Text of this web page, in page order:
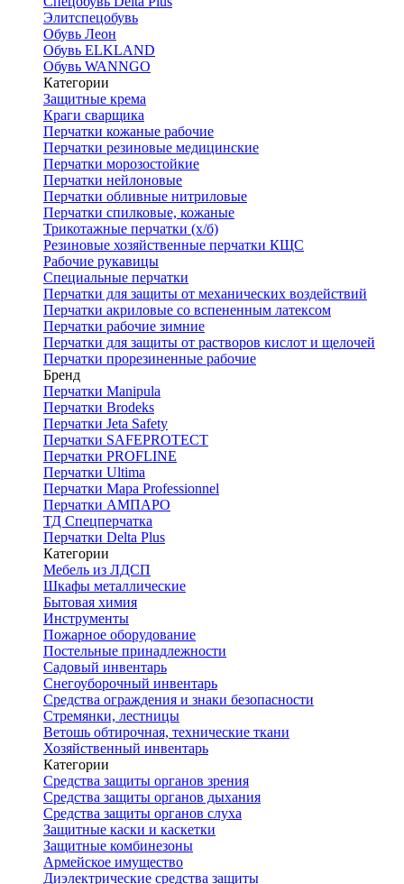
Элитспецобувь
Обувь Леон
Обувь ELKLAND
Обувь WANNGO
Категории
Защитные крема
Краги сварщика
Перчатки кожаные рабочие
Перчатки резиновые медицинские
Перчатки морозостойкие
Перчатки нейлоновые
Перчатки обливные нитриловые
Перчатки спилковые, кожаные
Трикотажные перчатки (х/б)
Резиновые хозяйственные перчатки КЩС
Рабочие рукавицы
Специальные перчатки
Перчатки для защиты от механических воздействий
Перчатки акриловые со вспененным латексом
Перчатки рабочие зимние
Перчатки для защиты от растворов кислот и щелочей
Перчатки прорезиненные рабочие
Бренд
Перчатки Manipula
Перчатки Brodeks
Перчатки Jeta Safety
Перчатки SAFEPROTECT
Перчатки PROFLINE
Перчатки Ultima
Перчатки Мара Professionnel
Перчатки АМПАРО
ТД Спецперчатка
Перчатки Delta Plus
Категории
Мебель из ЛДСП
Шкафы металлические
Бытовая химия
Инструменты
Пожарное оборудование
Постельные принадлежности
Садовый инвентарь
Снегоуборочный инвентарь
Средства ограждения и знаки безопасности
Стремянки, лестницы
Ветошь обтирочная, технические ткани
Хозяйственный инвентарь
Категории
Средства защиты органов зрения
Средства защиты органов дыхания
Средства защиты органов слуха
Защитные каски и каскетки
Защитные комбинезоны
Армейское имущество
Диэлектрические средства защиты